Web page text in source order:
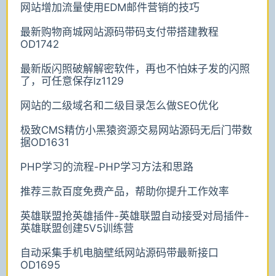
网站增加流量使用EDM邮件营销的技巧
最新购物商城网站源码带码支付带搭建教程
OD1742
最新版闪照破解解密软件，再也不怕妹子发的闪照
了，可任意保存lz1129
网站的二级域名和二级目录怎么做SEO优化
极致CMS精仿小黑猿资源交易网站源码无后门带数
据OD1631
PHP学习的流程-PHP学习方法和思路
推荐三款百度免费产品，帮助你提升工作效率
英雄联盟抢英雄插件-英雄联盟自动接受对局插件-
英雄联盟创建5V5训练营
自动采集手机电脑壁纸网站源码带最新接口
OD1695